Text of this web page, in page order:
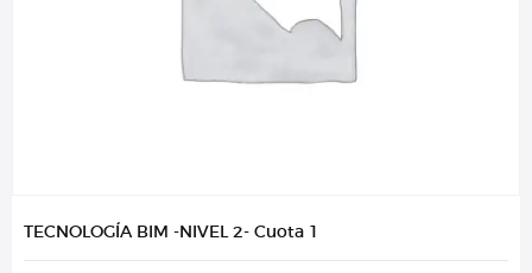
TECNOLOGÍA BIM -NIVEL 2- Cuota 1